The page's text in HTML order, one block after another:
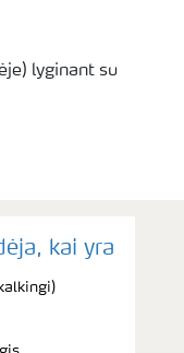
lyginant su
kai yra